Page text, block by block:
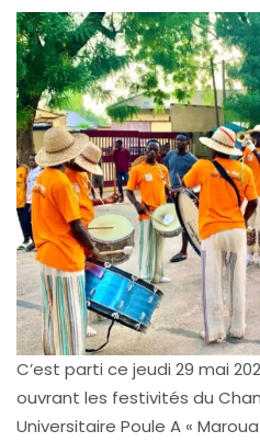
C’est parti ce jeudi 29 mai
ouvrant les festivités du
Universitaire Poule A « Maroua